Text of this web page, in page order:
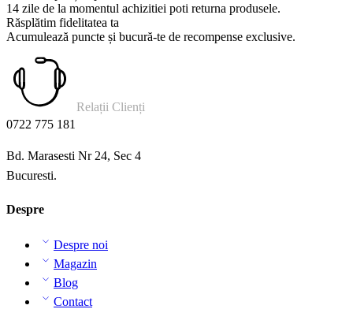
14 zile de la momentul achizitiei poti returna produsele.
Răsplătim fidelitatea ta
Acumulează puncte și bucură-te de recompense exclusive.
Relații Clienți
0722 775 181
Bd. Marasesti Nr 24, Sec 4
Bucuresti.
Despre
Despre noi
Magazin
Blog
Contact